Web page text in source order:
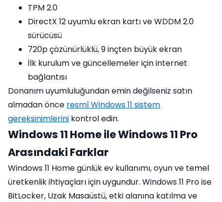
TPM 2.0
DirectX 12 uyumlu ekran kartı ve WDDM 2.0
sürücüsü
720p çözünürlüklü, 9 inçten büyük ekran
İlk kurulum ve güncellemeler için internet
bağlantısı
Donanım uyumluluğundan emin değilseniz satın
almadan önce resmî Windows 11 sistem
gereksinimlerini kontrol edin.
Windows 11 Home ile Windows 11 Pro
Arasındaki Farklar
Windows 11 Home günlük ev kullanımı, oyun ve temel
üretkenlik ihtiyaçları için uygundur. Windows 11 Pro ise
BitLocker, Uzak Masaüstü, etki alanına katılma ve